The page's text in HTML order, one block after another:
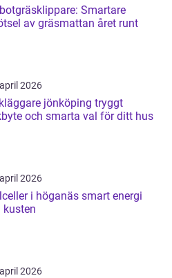
Smartare
av gräsmattan året runt
2026
jönköping tryggt
och smarta val för ditt hus
2026
i höganäs smart energi
kusten
2026